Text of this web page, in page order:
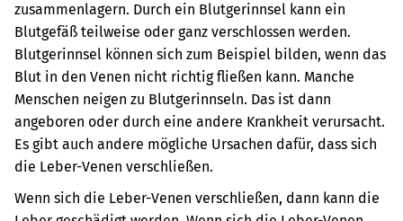
zusammenlagern. Durch ein Blutgerinnsel kann ein
Blutgefäß teilweise oder ganz verschlossen werden.
Blutgerinnsel können sich zum Beispiel bilden, wenn das
Blut in den Venen nicht richtig fließen kann. Manche
Menschen neigen zu Blutgerinnseln. Das ist dann
angeboren oder durch eine andere Krankheit verursacht.
Es gibt auch andere mögliche Ursachen dafür, dass sich
die Leber-Venen verschließen.
Wenn sich die Leber-Venen verschließen, dann kann die